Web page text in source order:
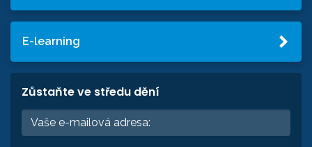
E-learning
Zůstaňte ve středu dění